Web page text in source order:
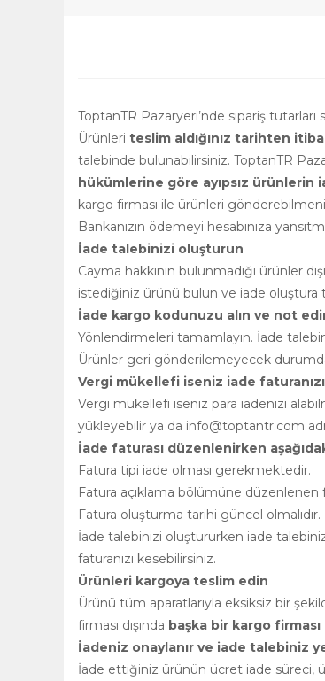
ToptanTR Pazaryeri’nde sipariş
Ürünleri teslim aldığınız tarihten
talebinde bulunabilirsiniz. ToptanTR
hükümlerine göre ayıpsız ürünlerin
kargo firması ile ürünleri
Bankanızın ödemeyi hesabınıza
İade talebinizi oluşturun
Cayma hakkının bulunmadığı ürünler
istediğiniz ürünü bulun ve iade oluştura
İade kargo kodunuzu alın ve not
Yönlendirmeleri tamamlayın. İade
Ürünler geri gönderilemeyecek
Vergi mükellefi iseniz iade
Vergi mükellefi iseniz para iadenizi
yükleyebilir ya da info@toptantr.com
İade faturası düzenlenirken
Fatura tipi iade olması gerekmektedir.
Fatura açıklama bölümüne
Fatura oluşturma tarihi güncel olmalıdır.
İade talebinizi oluştururken iade
faturanızı kesebilirsiniz.
Ürünleri kargoya teslim edin
Ürünü tüm aparatlarıyla eksiksiz bir
firması dışında başka bir kargo
İadeniz onaylanır ve iade talebiniz
İade ettiğiniz ürünün ücret iade süreci,